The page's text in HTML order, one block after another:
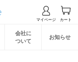
会社に
ついて
お知らせ